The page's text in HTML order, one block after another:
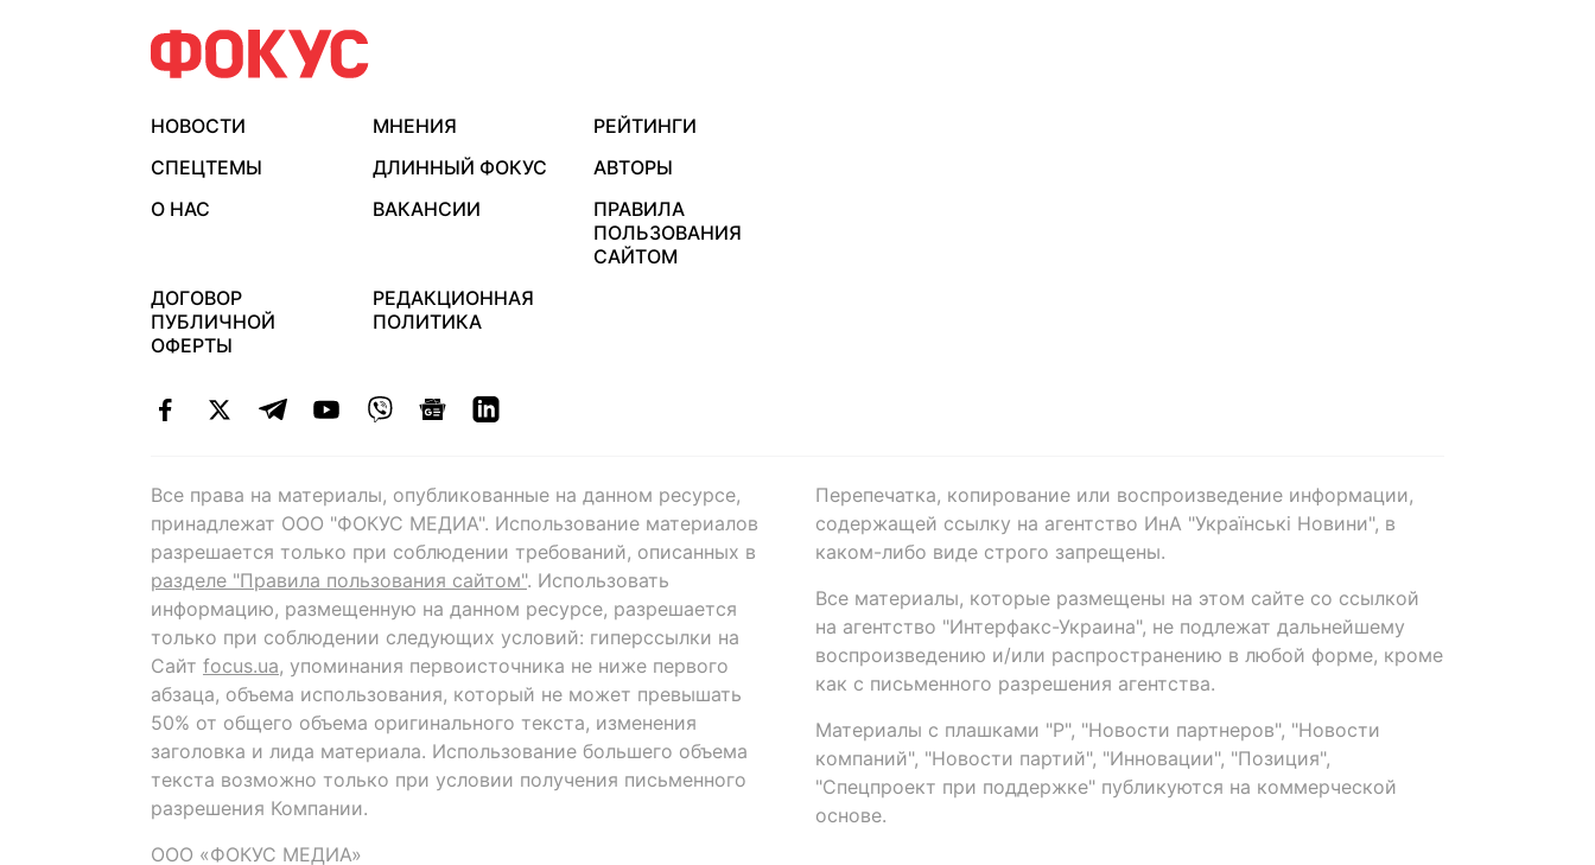
НОВОСТИ МНЕНИЯ
РЕЙТИНГИ
СПЕЦТЕМЫ
ДЛИННЫЙ ФОКУС
АВТОРЫ
О НАС
ВАКАНСИИ
ПРАВИЛА
ПОЛЬЗОВАНИЯ
САЙТОМ
ДОГОВОР
ПУБЛИЧНОЙ
ОФЕРТЫ
РЕДАКЦИОННАЯ
ПОЛИТИКА
Все права на материалы, опубликованные на данном ресурсе,
принадлежат ООО "ФОКУС МЕДИА". Использование материалов
разрешается только при соблюдении требований, описанных в
разделе "Правила пользования сайтом". Использовать
информацию, размещенную на данном ресурсе, разрешается
только при соблюдении следующих условий: гиперссылки на
Сайт focus.ua, упоминания первоисточника не ниже первого
абзаца, объема использования, который не может превышать
50% от общего объема оригинального текста, изменения
заголовка и лида материала. Использование большего объема
текста возможно только при условии получения письменного
разрешения Компании.
ООО «ФОКУС МЕДИА»
Перепечатка, копирование или воспроизведение информации,
содержащей ссылку на агентство ИнА "Українські Новини", в
каком-либо виде строго запрещены.
Все материалы, которые размещены на этом сайте со ссылкой
на агентство "Интерфакс-Украина", не подлежат дальнейшему
воспроизведению и/или распространению в любой форме, кроме
как с письменного разрешения агентства.
Материалы с плашками "Р", "Новости партнеров", "Новости
компаний", "Новости партий", "Инновации", "Позиция",
"Спецпроект при поддержке" публикуются на коммерческой
основе.